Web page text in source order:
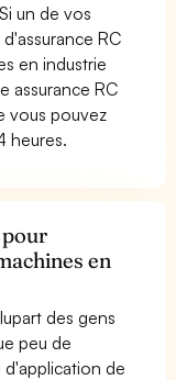
Si un de vos
RC
en industrie
assurance RC
vous pouvez
heures.
pour
en
des gens
peu de
de